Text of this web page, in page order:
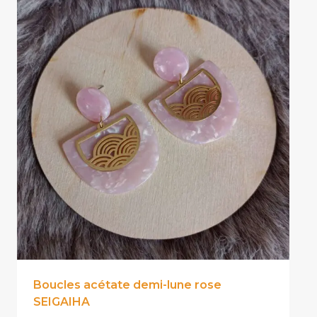
variations.
Les
options
peuvent
être
choisies
sur
page
du
produit
Boucles acétate demi-lune rose
SEIGAIHA